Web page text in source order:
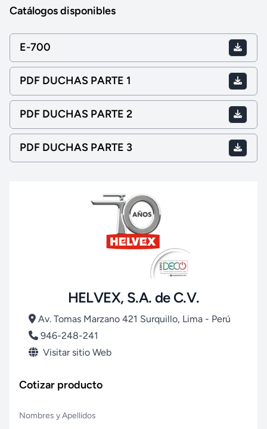
Catálogos disponibles
E-700
PDF DUCHAS PARTE 1
PDF DUCHAS PARTE 2
PDF DUCHAS PARTE 3
HELVEX, S.A. de C.V.
Av. Tomas Marzano 421 Surquillo, Lima - Perú
946-248-241
Visitar sitio Web
Cotizar producto
Nombres y Apellidos